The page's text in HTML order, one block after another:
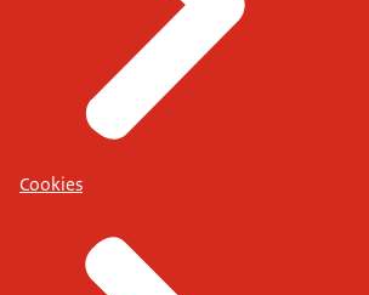
Cookies